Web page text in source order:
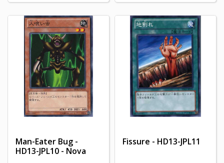
Man-Eater Bug -
HD13-JPL10 - Nova
Fissure - HD13-JPL11